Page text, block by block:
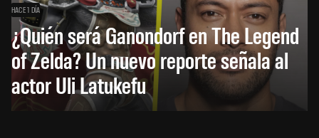
HACE 1 DÍA
¿Quién será Ganondorf en The Legend
of Zelda? Un nuevo reporte señala al
actor Uli Latukefu